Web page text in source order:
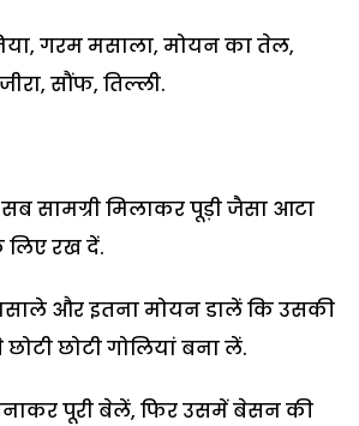
गरम मसाला, मोयन का तेल,
सौंफ, तिल्ली.
सामग्री मिलाकर पूड़ी जैसा आटा
लिए रख दें.
और इतना मोयन डालें कि उसकी
छोटी गोलियां बना लें.
पूरी बेलें, फिर उसमें बेसन की